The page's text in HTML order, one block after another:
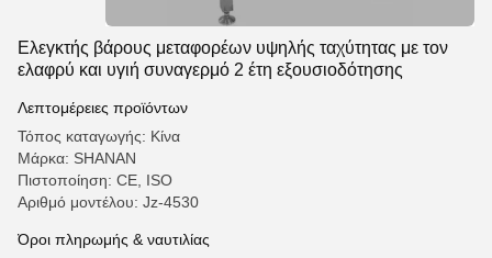
Ελεγκτής βάρους μεταφορέων υψηλής ταχύτητας με τον
ελαφρύ και υγιή συναγερμό 2 έτη εξουσιοδότησης
Λεπτομέρειες προϊόντων
Τόπος καταγωγής: Κίνα
Μάρκα: SHANAN
Πιστοποίηση: CE, ISO
Αριθμό μοντέλου: Jz-4530
Όροι πληρωμής & ναυτιλίας